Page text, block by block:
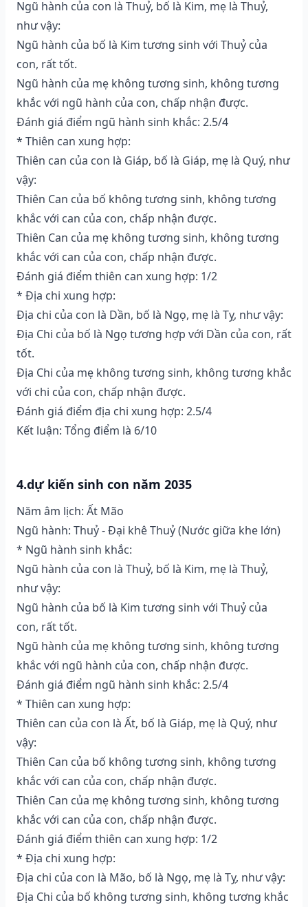
Ngũ hành của con là Thuỷ, bố là Kim, mẹ là Thuỷ,
như vậy:
Ngũ hành của bố là Kim tương sinh với Thuỷ của
con, rất tốt.
Ngũ hành của mẹ không tương sinh, không tương
khắc với ngũ hành của con, chấp nhận được.
Đánh giá điểm ngũ hành sinh khắc: 2.5/4
* Thiên can xung hợp:
Thiên can của con là Giáp, bố là Giáp, mẹ là Quý, như
vậy:
Thiên Can của bố không tương sinh, không tương
khắc với can của con, chấp nhận được.
Thiên Can của mẹ không tương sinh, không tương
khắc với can của con, chấp nhận được.
Đánh giá điểm thiên can xung hợp: 1/2
* Địa chi xung hợp:
Địa chi của con là Dần, bố là Ngọ, mẹ là Tỵ, như vậy:
Địa Chi của bố là Ngọ tương hợp với Dần của con, rất
tốt.
Địa Chi của mẹ không tương sinh, không tương khắc
với chi của con, chấp nhận được.
Đánh giá điểm địa chi xung hợp: 2.5/4
Kết luận: Tổng điểm là 6/10
4.dự kiến sinh con năm 2035
Năm âm lịch: Ất Mão
Ngũ hành: Thuỷ - Đại khê Thuỷ (Nước giữa khe lớn)
* Ngũ hành sinh khắc:
Ngũ hành của con là Thuỷ, bố là Kim, mẹ là Thuỷ,
như vậy:
Ngũ hành của bố là Kim tương sinh với Thuỷ của
con, rất tốt.
Ngũ hành của mẹ không tương sinh, không tương
khắc với ngũ hành của con, chấp nhận được.
Đánh giá điểm ngũ hành sinh khắc: 2.5/4
* Thiên can xung hợp:
Thiên can của con là Ất, bố là Giáp, mẹ là Quý, như
vậy:
Thiên Can của bố không tương sinh, không tương
khắc với can của con, chấp nhận được.
Thiên Can của mẹ không tương sinh, không tương
khắc với can của con, chấp nhận được.
Đánh giá điểm thiên can xung hợp: 1/2
* Địa chi xung hợp:
Địa chi của con là Mão, bố là Ngọ, mẹ là Tỵ, như vậy:
Địa Chi của bố không tương sinh, không tương khắc